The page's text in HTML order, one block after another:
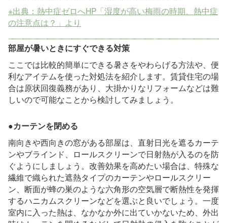
※出典：熱中症ゼロへHP「湿度が高い梅雨の時期、熱中症
の注意点は？」より
部屋が暑いときにすぐできる対策
ここでは比較的簡単にできる暑さをやわらげる方法や、便
利なアイテムを使った対処法を紹介します。賃貸住宅の場
合は原状回復義務があり、大掛かりなリフォームなどは難
しいので可能なことから検討してみましょう。
●カーテンを閉める
南向きや西向きの窓がある部屋は、直射日光を遮るカーテ
ンやブラインド、ロールスクリーンで日射熱が入るのを防
ぐようにしましょう。改善効果を高めたい場合は、特殊な
繊維で織られた遮熱タイプのカーテンやロールスクリー
ン、断面が蜂の巣のような六角形の空気層で断熱性を発揮
するハニカムスクリーンなどを選ぶと良いでしょう。一度
室内に入った熱は、なかなか外に出ていかないため、外出